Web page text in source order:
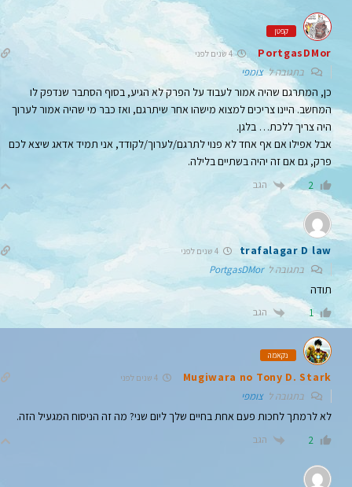
קפטן
PortgasDMor 4 שנים לפני
בתגובה לצומפי
כן, המתרגם שהיה אמור לעבוד על הפרק לא הגיע, בסוף הסתבר שנדפק לו
המחשב. היינו צריכים למצוא מישהו אחר שיתרגם, ואז כבר מי שהיה אמור לערוך
היה צריך ללכת… בלגן.
אבל אפילו אם אף אחד לא פנוי לתרגם/לערוך/לקודד, אני תמיד אדאג שיצא לכם
פרק, גם אם זה יהיה בשתיים בלילה.
2 הגב
trafalagar D law 4 שנים לפני
בתגובה לPortgasDMor
תודה
1 הגב
נקאמה
Mugiwara no Tony D. Stark 4 שנים לפני
בתגובה לצומפי
לא לרמתך לחכות פעם אחת בחיים שלך ליום שני? מה זה הניסוח המגעיל הזה.
2 הגב